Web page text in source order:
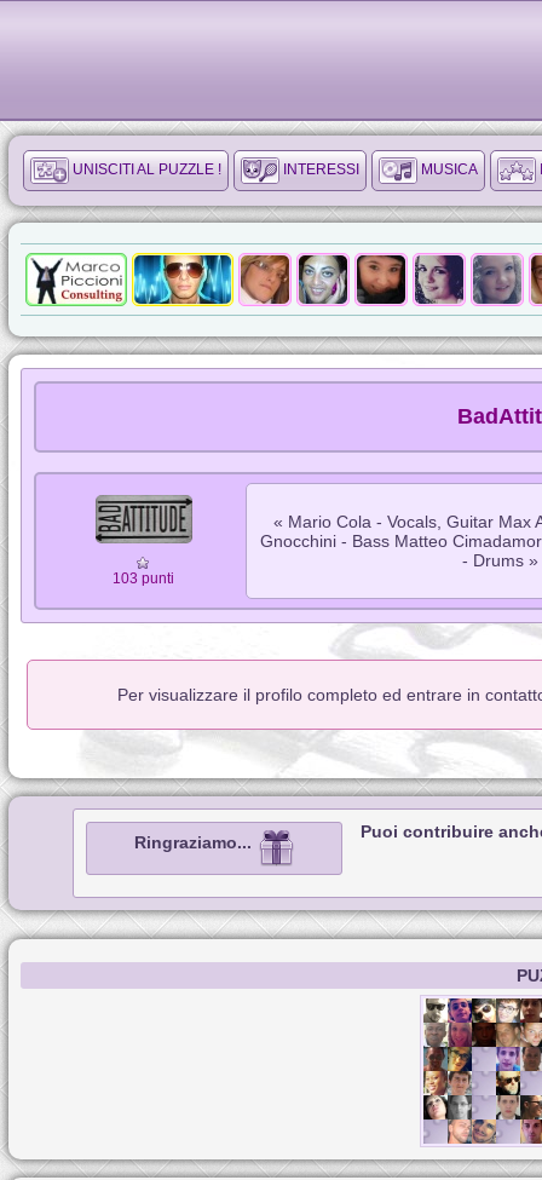
UNISCITI AL PUZZLE ! INTERESSI MUSICA
103 punti
« Mario Cola - Vocals, Guitar Max
Gnocchini - Bass Matteo
- Drums »
Per visualizzare il profilo completo ed entrare in
Ringraziamo...
Puoi contribuire